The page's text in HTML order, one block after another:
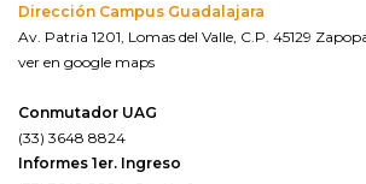
Dirección Campus Guadalajara
Av. Patria 1201, Lomas del Valle, C.P. 45129
ver en google maps
Conmutador UAG
(33) 3648 8824
Informes 1er. Ingreso